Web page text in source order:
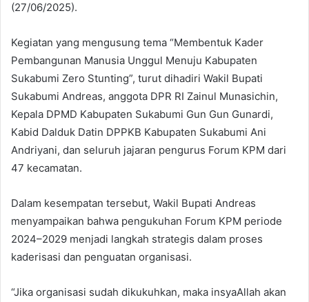
(27/06/2025).
Kegiatan yang mengusung tema “Membentuk Kader
Pembangunan Manusia Unggul Menuju Kabupaten
Sukabumi Zero Stunting”, turut dihadiri Wakil Bupati
Sukabumi Andreas, anggota DPR RI Zainul Munasichin,
Kepala DPMD Kabupaten Sukabumi Gun Gun Gunardi,
Kabid Dalduk Datin DPPKB Kabupaten Sukabumi Ani
Andriyani, dan seluruh jajaran pengurus Forum KPM dari
47 kecamatan.
Dalam kesempatan tersebut, Wakil Bupati Andreas
menyampaikan bahwa pengukuhan Forum KPM periode
2024–2029 menjadi langkah strategis dalam proses
kaderisasi dan penguatan organisasi.
“Jika organisasi sudah dikukuhkan, maka insyaAllah akan